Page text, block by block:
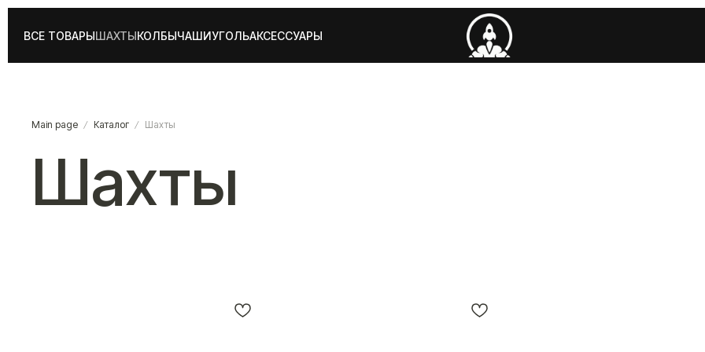
ВСЕ ТОВАРЫШАХТЫКОЛБЫЧАШИУГОЛЬАКСЕССУАРЫ
Main page Каталог Шахты
Шахты